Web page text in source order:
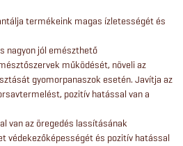
termékeink magas ízletességét és
nagyon jól emészthető
működését, növeli az
gyomorpanaszok esetén. Javítja az
pozitív hatással van a
van az öregedés lassításának
védekezőképességét és pozitív hatással